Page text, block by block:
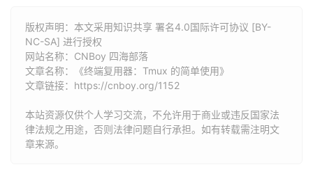
版权声明：本文采用知识共享 署名4.0国际许可协议 [BY-
NC-SA] 进行授权
网站名称： CNBoy 四海部落
文章名称：《终端复用器：Tmux 的简单使用》
文章链接： https://cnboy.org/1152
本站资源仅供个人学习交流，不允许用于商业或违反国家法
律法规之用途，否则法律问题自行承担。如有转载需注明文
章来源。